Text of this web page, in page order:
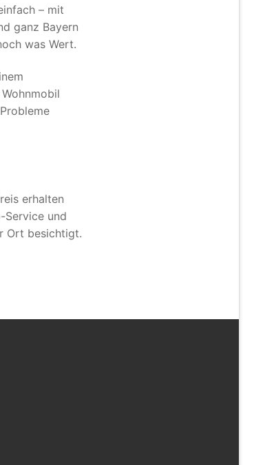
– mit
ganz Bayern
was Wert.
erhalten
Service und
Ort besichtigt.